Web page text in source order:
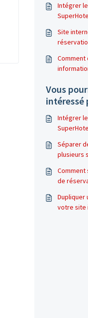
Intégrer
Site
Vous
intéressé
Intégrer
Séparer
plusieurs
Comment
de
Dupliquer
votre site